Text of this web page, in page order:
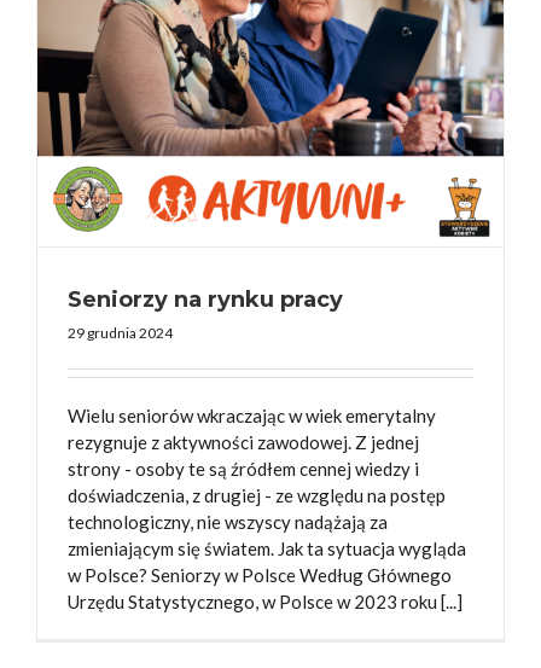
Seniorzy na rynku pracy
29 grudnia 2024
Wielu seniorów wkraczając w wiek emerytalny
rezygnuje z aktywności zawodowej. Z jednej
strony - osoby te są źródłem cennej wiedzy i
doświadczenia, z drugiej - ze względu na postęp
technologiczny, nie wszyscy nadążają za
zmieniającym się światem. Jak ta sytuacja wygląda
w Polsce? Seniorzy w Polsce Według Głównego
Urzędu Statystycznego, w Polsce w 2023 roku [...]